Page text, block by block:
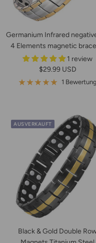
Germanium Infrared
4 Elements magnetic
1 review
Angebotspreis
$29.99 USD
1 Bewertung
AUSVERKAUFT
Black & Gold Double